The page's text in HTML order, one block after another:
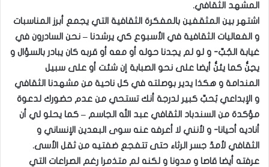
المشهد الثقافي.
اشتهر بين المثقفين بالمفكرة الثقافية التي يجمع أبرز المناسبات
و الفعاليات الثقافية في الأسبوع كي يرشدنا – نحن السادرون في
غيابة الجُبِّ- و لو لم يجدنا حوله أو معه أو قربه كان يبادر بالسؤال و
يحِنُّ كما يئنُّ أيضا على نحو الصبابة إن شئت أو على سبيل
المندامة و هكذا يدير بوصلته في كل ناحية من مشهدنا الثقافي
و الإبداعي بُحبِّ كبير لدرجة أنك تستحي من عدم حضورك لدعوة
مؤكدة من السندباد الثقافي عبد الله الجاسم – كما يحلو لي أن
أناديه أحيانا- و لأنني لا أعرفه عنه سوى البعدين الإنساني و
الثقافي لأمدّ جسر الرثاء حتى تتفجع ضفتيه من ثقل الأسى.
عرفته أيضا قاصا و مدونا و لكنه لم متذمرا رغم الصراعات التي